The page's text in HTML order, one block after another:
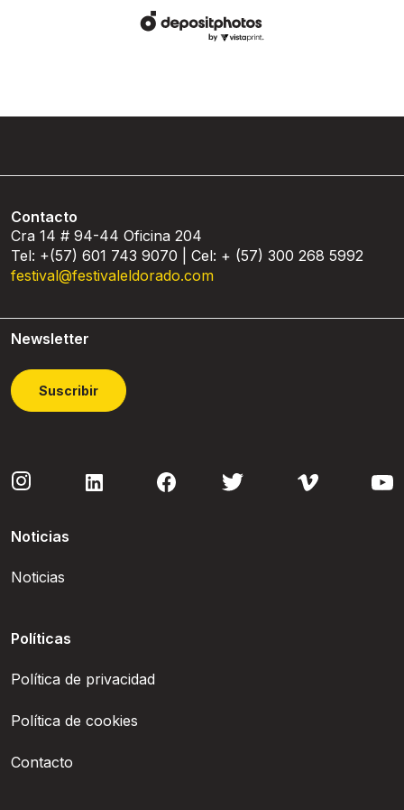
Contacto
Cra 14 # 94-44 Oficina 204
Tel: +(57) 601 743 9070 | Cel: + (57) 300 268 5992
festival@festivaleldorado.com
Newsletter
Suscribir
Noticias
Noticias
Políticas
Política de privacidad
Política de cookies
Contacto